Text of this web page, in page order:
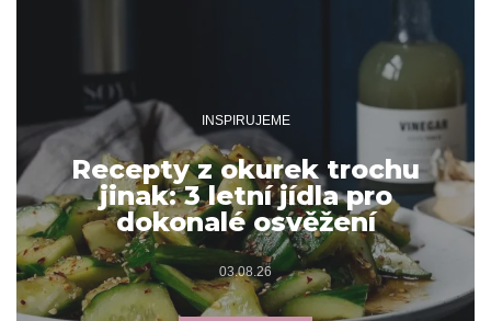
INSPIRUJEME
Recepty z okurek trochu
jinak: 3 letní jídla pro
dokonalé osvěžení
03.08.26